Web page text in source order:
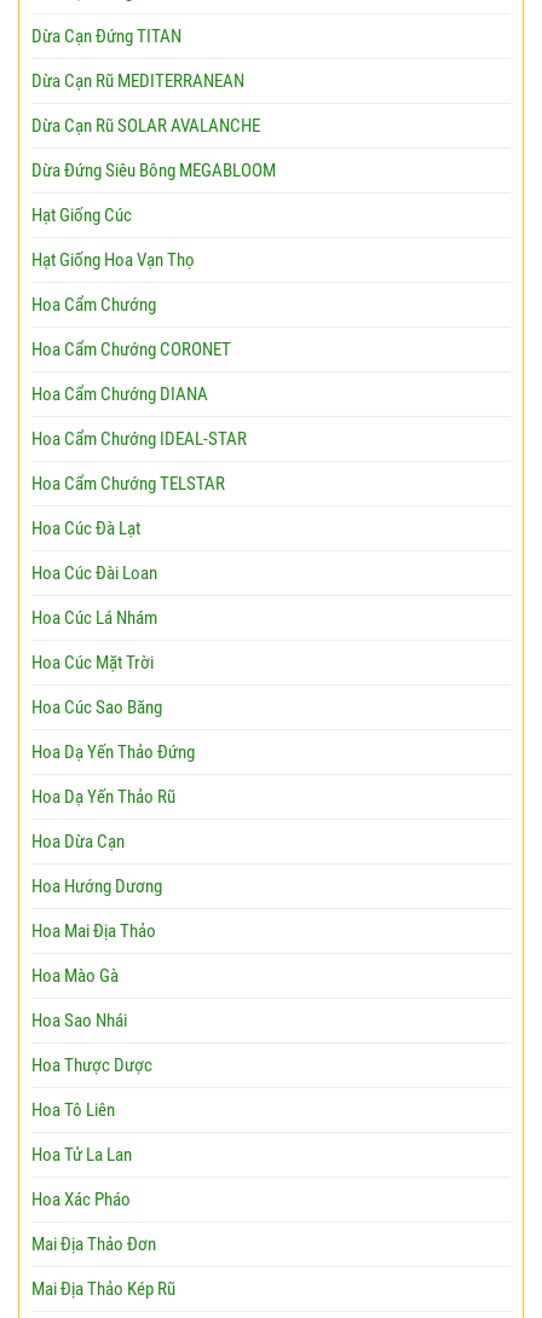
Dừa Cạn Đứng TITAN
Dừa Cạn Rũ MEDITERRANEAN
Dừa Cạn Rũ SOLAR AVALANCHE
Dừa Đứng Siêu Bông MEGABLOOM
Hạt Giống Cúc
Hạt Giống Hoa Vạn Thọ
Hoa Cẩm Chướng
Hoa Cẩm Chướng CORONET
Hoa Cẩm Chướng DIANA
Hoa Cẩm Chướng IDEAL-STAR
Hoa Cẩm Chướng TELSTAR
Hoa Cúc Đà Lạt
Hoa Cúc Đài Loan
Hoa Cúc Lá Nhám
Hoa Cúc Mặt Trời
Hoa Cúc Sao Băng
Hoa Dạ Yến Thảo Đứng
Hoa Dạ Yến Thảo Rũ
Hoa Dừa Cạn
Hoa Hướng Dương
Hoa Mai Địa Thảo
Hoa Mào Gà
Hoa Sao Nhái
Hoa Thược Dược
Hoa Tô Liên
Hoa Tử La Lan
Hoa Xác Pháo
Mai Địa Thảo Đơn
Mai Địa Thảo Kép Rũ